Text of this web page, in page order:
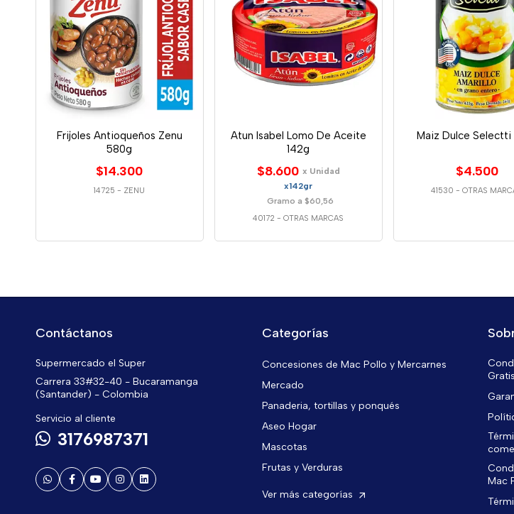
Frijoles Antioqueños Zenu
580g
$14.300
14725 - ZENU
Atun Isabel Lomo De Aceite
142g
$8.600 x Unidad
x142gr
Gramo a $60,56
40172 -OTRAS MARCAS
Maiz Dulce Selectti
$4.500
41530 -OTRAS
Contáctanos
Supermercado el Super
Carrera 33#32-40 - Bucaramanga
(Santander) - Colombia
Servicio al cliente
3176987371
Categorías
Concesiones de Mac Pollo y Mercarnes
Mercado
Panaderia, tortillas y ponqués
Aseo Hogar
Mascotas
Frutas y Verduras
Ver más categorías
Gratis
Mac